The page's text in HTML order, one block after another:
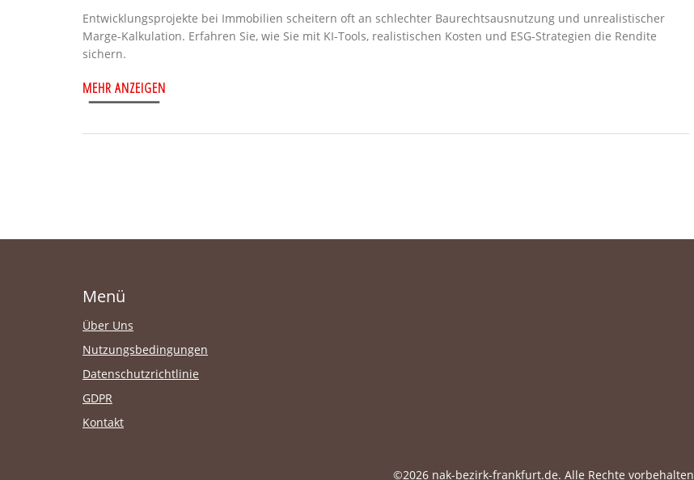
Entwicklungsprojekte bei Immobilien scheitern oft an schlechter Baurechtsausnutzung und unrealistischer
Marge-Kalkulation. Erfahren Sie, wie Sie mit KI-Tools, realistischen Kosten und ESG-Strategien die Rendite
sichern.
MEHR ANZEIGEN
Menü
Über Uns
Nutzungsbedingungen
Datenschutzrichtlinie
GDPR
Kontakt
©2026 nak-bezirk-frankfurt.de. Alle Rechte vorbehalten